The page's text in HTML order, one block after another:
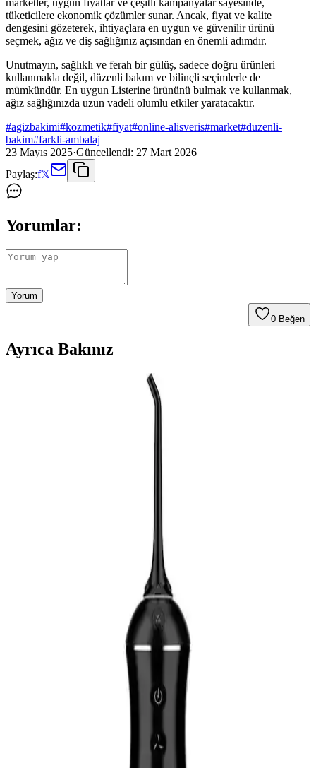
tüketicilere ekonomik çözümler sunar. Ancak, fiyat ve kalite
dengesini gözeterek, ihtiyaçlara en uygun ve güvenilir ürünü
seçmek, ağız ve diş sağlığınız açısından en önemli adımdır.
Unutmayın, sağlıklı ve ferah bir gülüş, sadece doğru ürünleri
kullanmakla değil, düzenli bakım ve bilinçli seçimlerle de
mümkündür. En uygun Listerine ürününü bulmak ve kullanmak,
ağız sağlığınızda uzun vadeli olumlu etkiler yaratacaktır.
#agizbakimi#kozmetik#fiyat#online-alisveris#market#duzenli-
bakim#farkli-ambalaj
23 Mayıs 2025·Güncellendi: 27 Mart 2026
Paylaş:f𝕏
Yorumlar:
Yorum
0 Beğen
Ayrıca Bakınız
Diş Arası Fırçası Nedir, Nasıl Kullanılır ve Ağız
Diş Hassasiyetini Azaltan Doğru Diş Macunu Seçimi
Diş hassasiyetini hafifletmek ve sağlıklı bir gülüşe ulaşmak için
doğru diş macunu seçimi ve düzenli kullanım önemlidir. Uzman
önerileriyle diş sağlığınızı koruyun.
Doğal İçerikli Ferah Ağız Bakım Macunları:
Güvenli ve Doğal Temizlik Deneyimi
Doğal içerikli ağız bakım macunları, kimyasal katkısız formülleriyle
diş ve diş eti sağlığını destekler, ferahlatıcı etkisiyle uzun süre tazelik
sağlar, güvenli ve nazik temizlik sunar.
Pratik Kullanımlı Tek Demet Diş Fırçası ile Günlük
Ağız Bakımında Yenilikler
fırçası ürünleri, hijyen ve pratiklik sunar, seyahat ve günlük kullanım
için idealdir, hassas bölgelerde güvenle kullanılabilir.